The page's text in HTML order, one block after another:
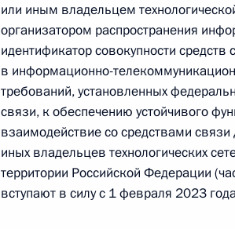
Внесены изменения в отдельные
определения стоимости вещей
9 марта 2021 года, 18:50
Ратифицирован протокол,
конвенцию об избежании
9 марта 2021 года, 18:45
или иным владельцем
организатором распространения
идентификатор совокупности средств
в информационно-
требований, установленных
связи, к обеспечению устойчивого
взаимодействие со средствами
иных владельцев технологических
территории Российской Федерации
вступают в силу с 1 февраля 2023